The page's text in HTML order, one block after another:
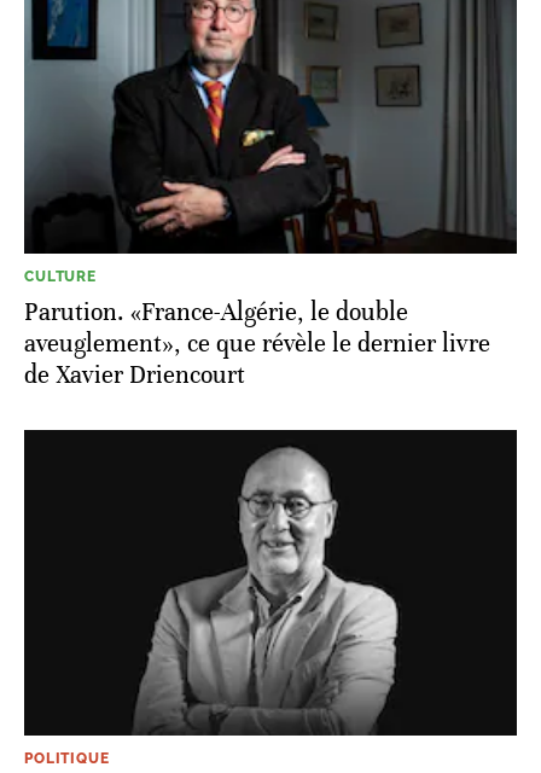
CULTURE
Parution. «France-Algérie, le double
aveuglement», ce que révèle le dernier livre
de Xavier Driencourt
POLITIQUE